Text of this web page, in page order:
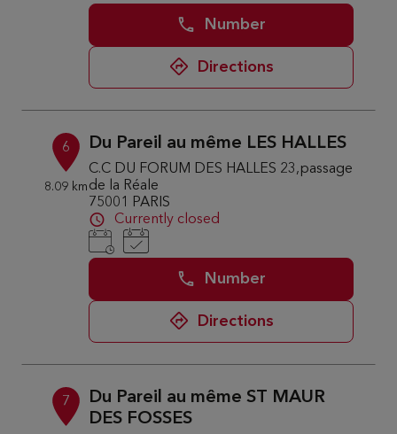
Number
Directions
6
8.09 km
Du Pareil au même LES HALLES
C.C DU FORUM DES HALLES 23,passage
de la Réale
75001 PARIS
Currently closed
Number
Directions
7
Du Pareil au même ST MAUR
DES FOSSES